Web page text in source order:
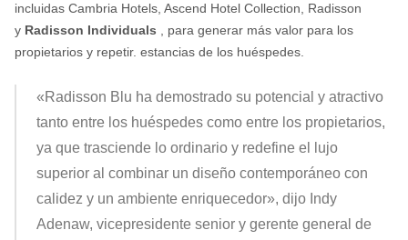
incluidas Cambria Hotels, Ascend Hotel Collection, Radisson
yRadisson Individuals , para generar más valor para los
propietarios y repetir. estancias de los huéspedes.
«Radisson Blu ha demostrado su potencial y atractivo
tanto entre los huéspedes como entre los propietarios,
ya que trasciende lo ordinario y redefine el lujo
superior al combinar un diseño contemporáneo con
calidez y un ambiente enriquecedor», dijo Indy
Adenaw, vicepresidente senior y gerente general de